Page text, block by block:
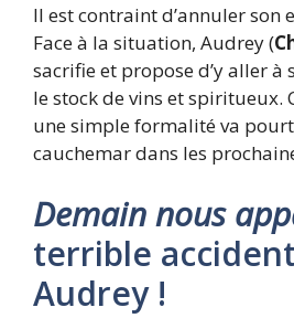
Il est contraint d’annuler son
Face à la situation, Audrey (
sacrifie et propose d’y aller à
le stock de vins et spiritueux.
une simple formalité va
cauchemar dans les
Demain nous
terrible
Audrey !